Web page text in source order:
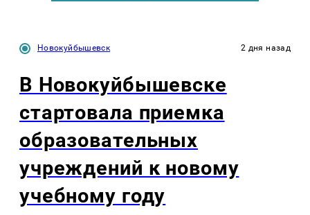
Новокуйбышевск 2 дня назад
В Новокуйбышевске
стартовала приемка
образовательных
учреждений к новому
учебному году